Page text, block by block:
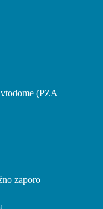
(PZA
zaporo